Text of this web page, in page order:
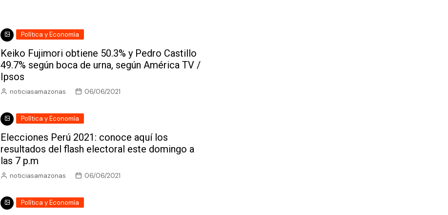
Política y Economía
Keiko Fujimori obtiene 50.3% y Pedro Castillo
49.7% según boca de urna, según América TV /
Ipsos
noticiasamazonas 06/06/2021
Política y Economía
Elecciones Perú 2021: conoce aquí los
resultados del flash electoral este domingo a
las 7 p.m
noticiasamazonas 06/06/2021
Política y Economía